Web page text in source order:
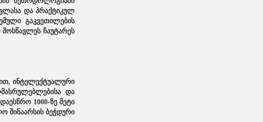
და პრაქტიკულ
გაკვეთილების
ჩაუტარეს
ინტელექტუალური
და
1000-ზე მეტი
შინაარსის ბეჭდური